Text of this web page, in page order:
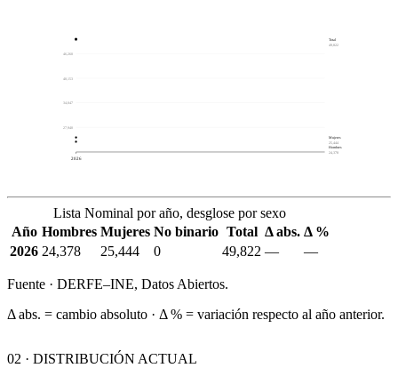
27,940
34,047
40,153
46,260
2026
Total
49,822
Mujeres
25,444
Hombres
24,378
Lista Nominal por año, desglose por sexo
Año Hombres Mujeres No binario Total Δ abs. Δ %
2026 24,378 25,444 0 49,822 — —
Fuente · DERFE–INE, Datos Abiertos.
Δ abs. = cambio absoluto · Δ % = variación respecto al año anterior.
02 · DISTRIBUCIÓN ACTUAL